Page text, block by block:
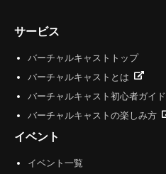
サービス
バーチャルキャストトップ
バーチャルキャストとは
バーチャルキャスト初心者ガイド
バーチャルキャストの楽しみ方
イベント
イベント一覧